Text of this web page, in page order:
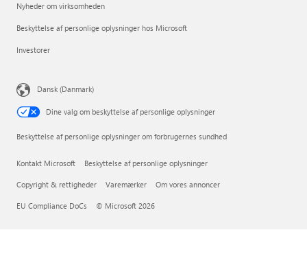
Nyheder om virksomheden
Beskyttelse af personlige oplysninger hos Microsoft
Investorer
Dansk (Danmark)
Dine valg om beskyttelse af personlige oplysninger
Beskyttelse af personlige oplysninger om forbrugernes sundhed
Kontakt Microsoft Beskyttelse af personlige oplysninger
Copyright & rettigheder Varemærker Om vores annoncer
EU Compliance DoCs © Microsoft 2026